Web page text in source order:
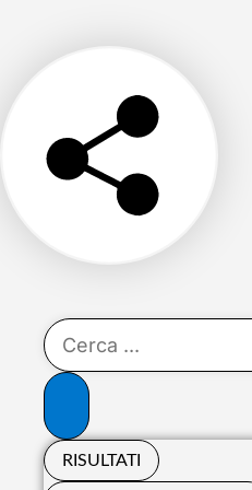
RISULTATI